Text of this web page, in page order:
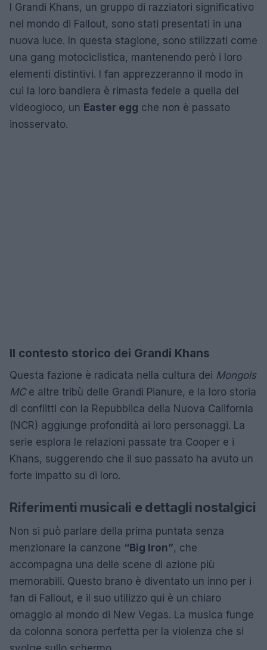
I Grandi Khans, un gruppo di razziatori significativo
nel mondo di Fallout, sono stati presentati in una
nuova luce. In questa stagione, sono stilizzati come
una gang motociclistica, mantenendo però i loro
elementi distintivi. I fan apprezzeranno il modo in
cui la loro bandiera è rimasta fedele a quella del
videogioco, un Easter egg che non è passato
inosservato.
Il contesto storico dei Grandi Khans
Questa fazione è radicata nella cultura dei Mongols
MCe altre tribù delle Grandi Pianure, e la loro storia
di conflitti con la Repubblica della Nuova California
(NCR) aggiunge profondità ai loro personaggi. La
serie esplora le relazioni passate tra Cooper e i
Khans, suggerendo che il suo passato ha avuto un
forte impatto su di loro.
Riferimenti musicali e dettagli nostalgici
Non si può parlare della prima puntata senza
menzionare la canzone “Big Iron”, che
accompagna una delle scene di azione più
memorabili. Questo brano è diventato un inno per i
fan di Fallout, e il suo utilizzo qui è un chiaro
omaggio al mondo di New Vegas. La musica funge
da colonna sonora perfetta per la violenza che si